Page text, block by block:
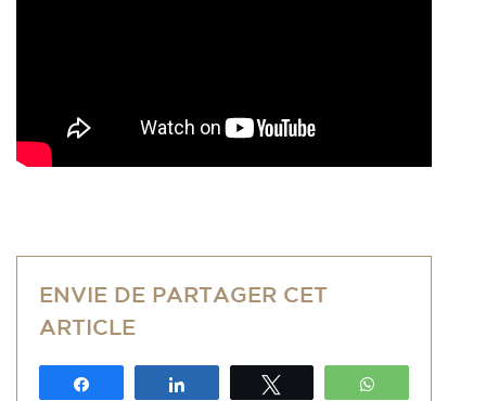
ENVIE DE PARTAGER CET
ARTICLE